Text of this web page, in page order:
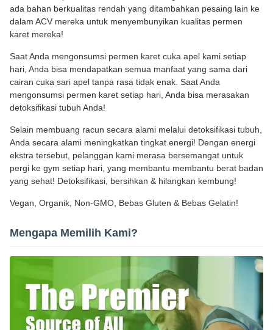
ada bahan berkualitas rendah yang ditambahkan pesaing lain ke
dalam ACV mereka untuk menyembunyikan kualitas permen
karet mereka!
Saat Anda mengonsumsi permen karet cuka apel kami setiap
hari, Anda bisa mendapatkan semua manfaat yang sama dari
cairan cuka sari apel tanpa rasa tidak enak. Saat Anda
mengonsumsi permen karet setiap hari, Anda bisa merasakan
detoksifikasi tubuh Anda!
Selain membuang racun secara alami melalui detoksifikasi tubuh,
Anda secara alami meningkatkan tingkat energi! Dengan energi
ekstra tersebut, pelanggan kami merasa bersemangat untuk
pergi ke gym setiap hari, yang membantu membantu berat badan
yang sehat! Detoksifikasi, bersihkan & hilangkan kembung!
Vegan, Organik, Non-GMO, Bebas Gluten & Bebas Gelatin!
Mengapa Memilih Kami?